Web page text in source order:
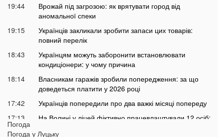
19:44
Врожай під загрозою: як врятувати город від
аномальної спеки
19:15
Українців закликали зробити запаси цих товарів:
повний перелік
18:43
Українцям можуть заборонити встановлювати
кондиціонери: у чому причина
18:14
Власникам гаражів зробили попередження: за що
доведеться платити у 2026 році
17:42
Українців попередили про два важкі місяці попереду
17:13
На Волині у ліцей фіктивно працевлаштували 12 осіб:
Погода
Погода у Луцьку